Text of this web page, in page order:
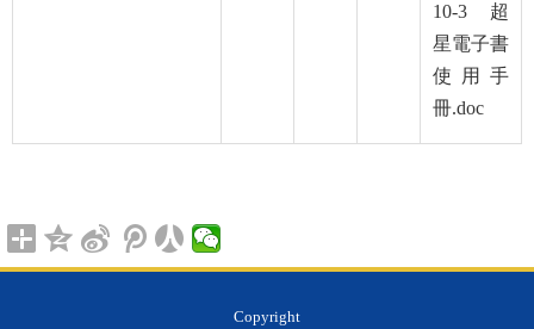
10-3 超
星電子書
使用手
冊.doc
Copyright